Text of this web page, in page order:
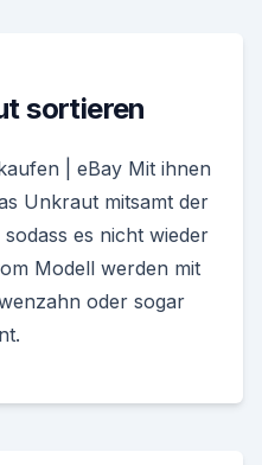
sortieren
| eBay Mit ihnen
Unkraut mitsamt der
es nicht wieder
Modell werden mit
oder sogar